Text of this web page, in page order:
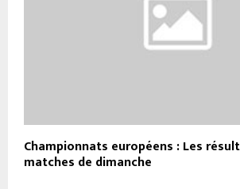
Championnats européens : Les
matches de dimanche